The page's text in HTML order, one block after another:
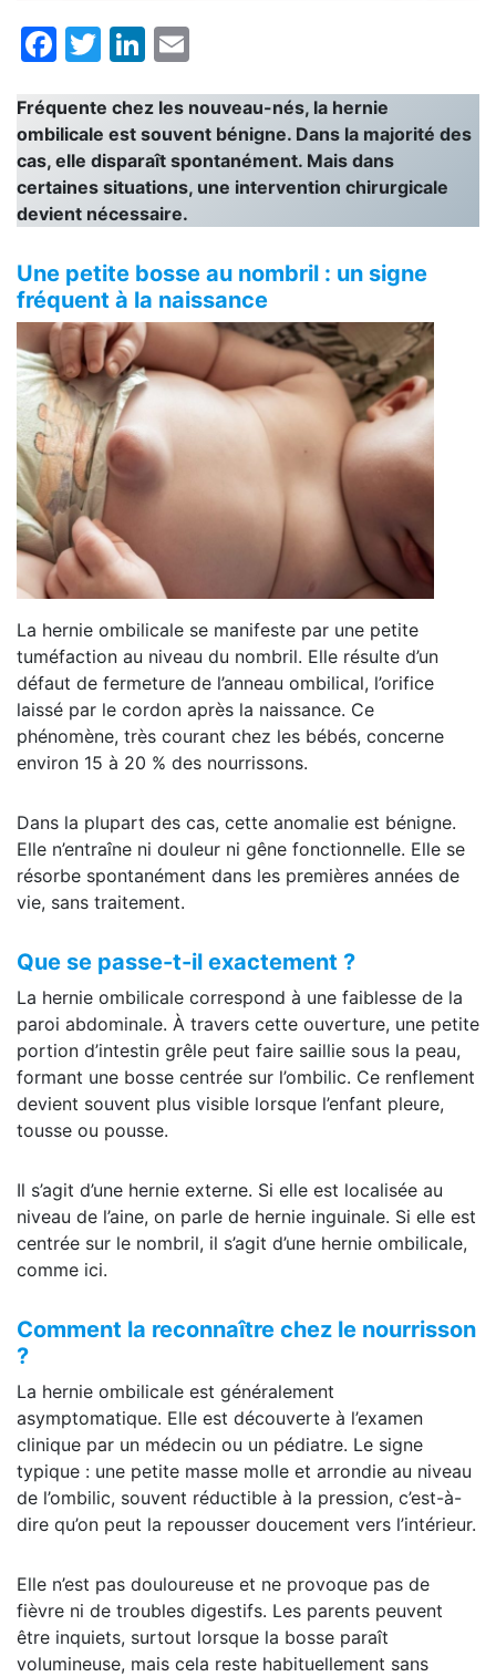
Facebook
TwitterLinkedIn
Fréquente chez les nouveau-nés, la hernie
ombilicale est souvent bénigne. Dans la majorité des
cas, elle disparaît spontanément. Mais dans
certaines situations, une intervention chirurgicale
devient nécessaire.
Une petite bosse au nombril : un signe
fréquent à la naissance
La hernie ombilicale se manifeste par une petite
tuméfaction au niveau du nombril. Elle résulte d’un
défaut de fermeture de l’anneau ombilical, l’orifice
laissé par le cordon après la naissance. Ce
phénomène, très courant chez les bébés, concerne
environ 15 à 20 % des nourrissons.
Dans la plupart des cas, cette anomalie est bénigne.
Elle n’entraîne ni douleur ni gêne fonctionnelle. Elle se
résorbe spontanément dans les premières années de
vie, sans traitement.
Que se passe-t-il exactement ?
La hernie ombilicale correspond à une faiblesse de la
paroi abdominale. À travers cette ouverture, une petite
portion d’intestin grêle peut faire saillie sous la peau,
formant une bosse centrée sur l’ombilic. Ce renflement
devient souvent plus visible lorsque l’enfant pleure,
tousse ou pousse.
Il s’agit d’une hernie externe. Si elle est localisée au
niveau de l’aine, on parle de hernie inguinale. Si elle est
centrée sur le nombril, il s’agit d’une hernie ombilicale,
comme ici.
Comment la reconnaître chez le nourrisson
?
La hernie ombilicale est généralement
asymptomatique. Elle est découverte à l’examen
clinique par un médecin ou un pédiatre. Le signe
typique : une petite masse molle et arrondie au niveau
de l’ombilic, souvent réductible à la pression, c’est-à-
dire qu’on peut la repousser doucement vers l’intérieur.
Elle n’est pas douloureuse et ne provoque pas de
fièvre ni de troubles digestifs. Les parents peuvent
être inquiets, surtout lorsque la bosse paraît
volumineuse, mais cela reste habituellement sans